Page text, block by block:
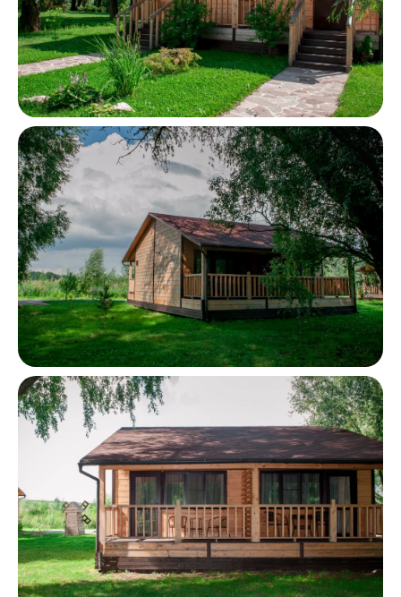
Парк-отель «Остров» подходит как для
семейного отдыха, так и для романтических
поездок. Здесь каждый найдёт что-то по душе.
Для семей с детьми в отеле предусмотрены
специальные развлечения: анимационные
программы, спортивные мероприятия
и мастер-классы. Дети смогут весело
провести время и найти новых друзей.